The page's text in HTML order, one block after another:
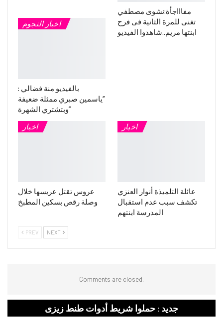
اخبار النجوم
بالفيديو منة فضالي :
“ياسمين صبري ممثلة ضعيفة
وبتشتري الشهرة”
مفاااجأة:نشوى مصطفي
تغنى للمرة الثانية فى فرح
ابنتها مريم..شاهدوا الفيديو
اخبار
عروس تقتل عريسها خلال
وصلة رقص بسكين المطبخ
اخبار
عائلة التلميذة أنوار العنزي
تكشف سبب عدم استقبال
المدرسة ابنتهم
PREV NEXT
Comments are closed.
جديد : حملوا شريط أدوات طنط زيزى